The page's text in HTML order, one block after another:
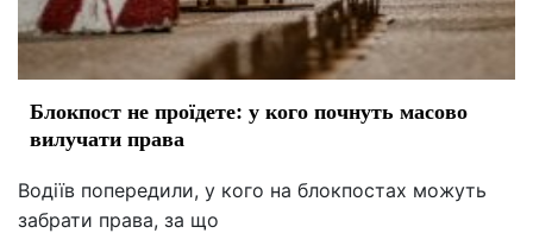
Блокпост не проїдете: у кого почнуть масово
вилучати права
Водіїв попередили, у кого на блокпостах можуть
забрати права, за що